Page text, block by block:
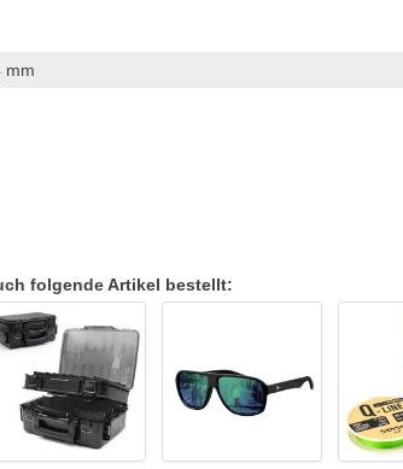
mm
folgende Artikel bestellt: